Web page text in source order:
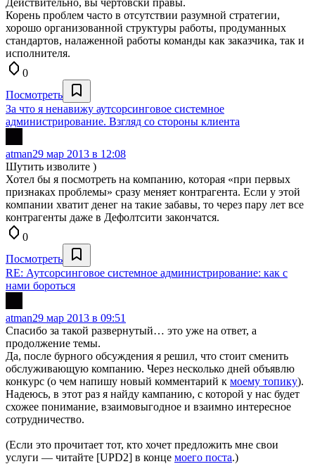
Действительно, вы чертовски правы.
Корень проблем часто в отсутствии разумной стратегии,
хорошо организованной структуры работы, продуманных
стандартов, налаженной работы команды как заказчика, так и
исполнителя.
0
Посмотреть
За что я ненавижу аутсорсинговое системное
администрирование. Взгляд со стороны клиента
atman29 мар 2013 в 12:08
Шутить изволите )
Хотел бы я посмотреть на компанию, которая «при первых
признаках проблемы» сразу меняет контрагента. Если у этой
компании хватит денег на такие забавы, то через пару лет все
контрагенты даже в Дефолтсити закончатся.
0
Посмотреть
RE: Аутсорсинговое системное администрирование: как с
нами бороться
atman29 мар 2013 в 09:51
Спасибо за такой развернутый… это уже на ответ, а
продолжение темы.
Да, после бурного обсуждения я решил, что стоит сменить
обслуживающую компанию. Через несколько дней объявлю
конкурс (о чем напишу новый комментарий к моему топику).
Надеюсь, в этот раз я найду кампанию, с которой у нас будет
схожее понимание, взаимовыгодное и взаимно интересное
сотрудничество.
(Если это прочитает тот, кто хочет предложить мне свои
услуги — читайте [UPD2] в конце моего поста.)